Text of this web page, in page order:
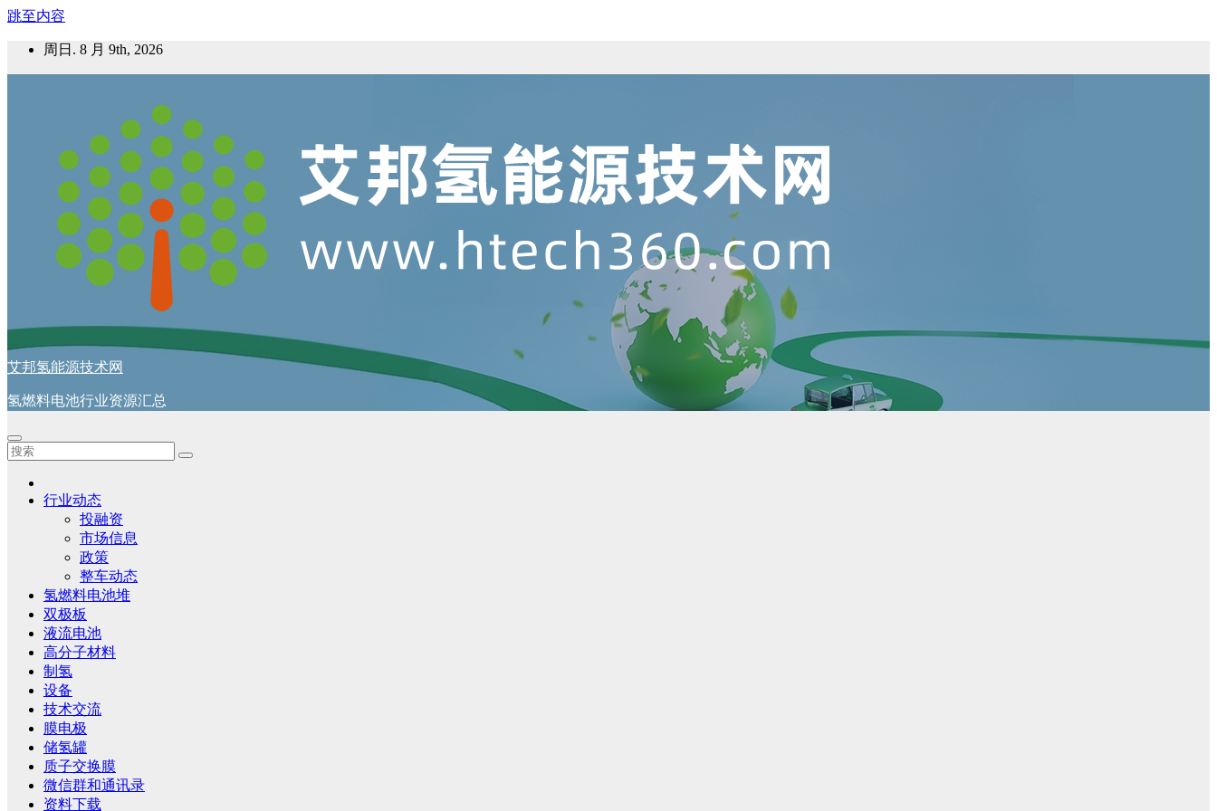
跳至内容
周日. 8 月 9th, 2026
艾邦氢能源技术网
氢燃料电池行业资源汇总
行业动态
投融资
市场信息
政策
整车动态
氢燃料电池堆
双极板
液流电池
高分子材料
制氢
设备
技术交流
膜电极
储氢罐
质子交换膜
微信群和通讯录
资料下载